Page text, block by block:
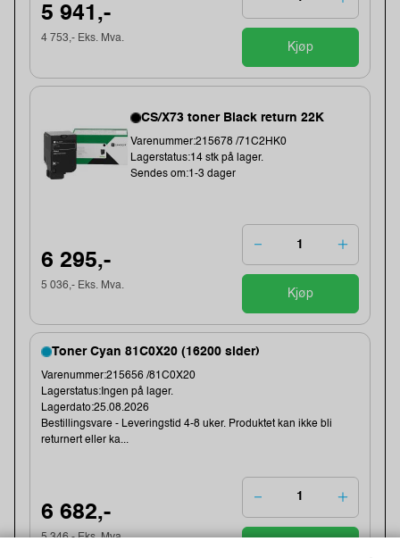
5 941,-
4 753,- Eks. Mva.
Kjøp
CS/X73 toner Black return 22K
Varenummer:215678 /71C2HK0
Lagerstatus:14 stk på lager.
Sendes om:1-3 dager
6 295,-
5 036,- Eks. Mva.
Kjøp
Toner Cyan 81C0X20 (16200 sider)
Varenummer:215656 /81C0X20
Lagerstatus:Ingen på lager.
Lagerdato:25.08.2026
Bestillingsvare - Leveringstid 4-8 uker. Produktet kan ikke bli
returnert eller ka...
6 682,-
5 346,- Eks. Mva.